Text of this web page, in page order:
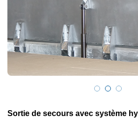
Sortie de secours avec système